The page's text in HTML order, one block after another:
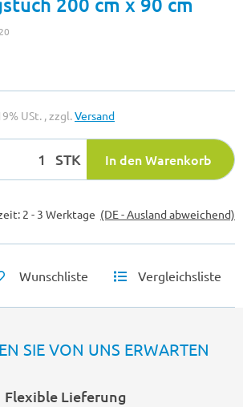
USt. , zzgl.Versand
STK In den Warenkorb
2 - 3 Werktage (DE - Ausland abweichend)
Wunschliste Vergleichsliste
SIE VON UNS ERWARTEN
Flexible Lieferung